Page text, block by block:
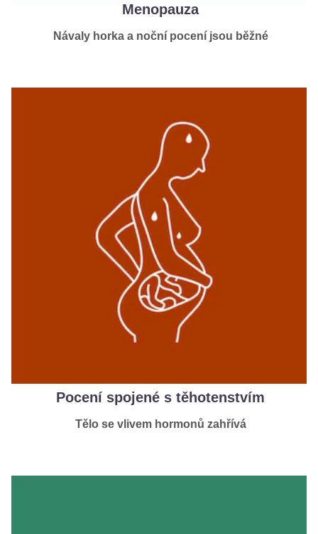
Menopauza
Návaly horka a noční pocení jsou běžné
Pocení spojené s těhotenstvím
Tělo se vlivem hormonů zahřívá